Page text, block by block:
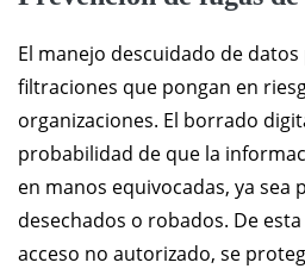
El manejo descuidado de
filtraciones que pongan en
organizaciones. El borrado
probabilidad de que la
en manos equivocadas, ya sea
desechados o robados. De
acceso no autorizado, se